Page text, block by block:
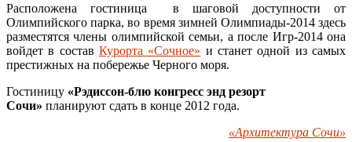
Расположена гостиница в шаговой доступности от
Олимпийского парка, во время зимней Олимпиады-2014 здесь
разместятся члены олимпийской семьи, а после Игр-2014 она
войдет в состав Курорта «Сочное» и станет одной из самых
престижных на побережье Черного моря.
Гостиницу «Рэдиссон-блю конгресс энд резорт
Сочи» планируют сдать в конце 2012 года.
«Архитектура Сочи»